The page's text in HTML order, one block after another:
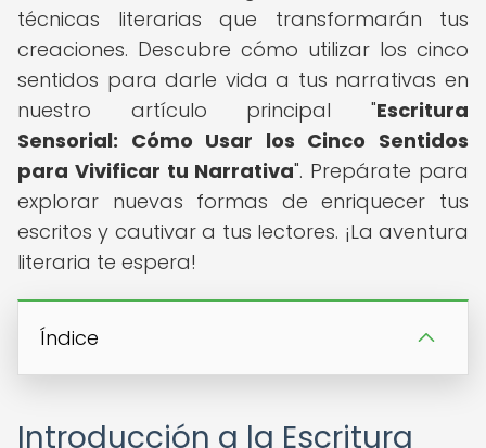
técnicas literarias que transformarán tus
creaciones. Descubre cómo utilizar los cinco
sentidos para darle vida a tus narrativas en
nuestro artículo principal "Escritura
Sensorial: Cómo Usar los Cinco Sentidos
para Vivificar tu Narrativa". Prepárate para
explorar nuevas formas de enriquecer tus
escritos y cautivar a tus lectores. ¡La aventura
literaria te espera!
Índice
Introducción a la Escritura